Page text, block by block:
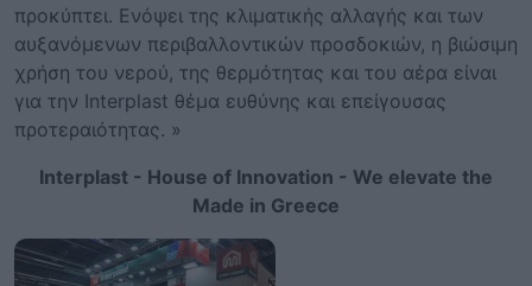
προκύπτει. Ενόψει της κλιματικής αλλαγής και των
αυξανόμενων περιβαλλοντικών προσδοκιών, η βιώσιμη
χρήση του νερού, της θερμότητας και του αέρα είναι
για την Interplast θέμα ευθύνης και επείγουσας
προτεραιότητας. »
Interplast - House of Innovation - We elevate the
Made in Greece